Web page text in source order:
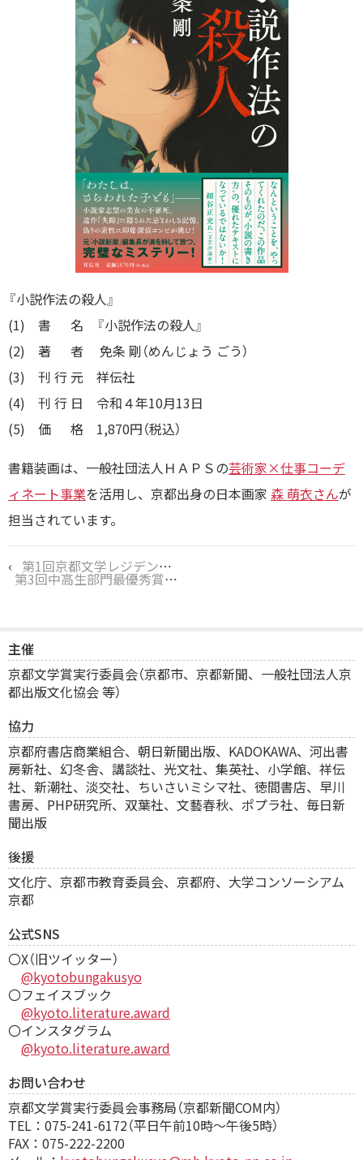
『小説作法の殺人』
(1) 書 名 『小説作法の殺人』
(2) 著 者 免条 剛（めんじょう ごう）
(3) 刊 行 元 祥伝社
(4) 刊 行 日 令和４年10月13日
(5) 価 格 1,870円（税込）
書籍装画は、一般社団法人ＨＡＰＳの芸術家×仕事コーデ
ィネート事業を活用し、京都出身の日本画家 森 萌衣さんが
担当されています。
‹ 第1回京都文学レジデンシー関連イベント 「翻訳者と語る 森見登美彦作品の魅力 ～京都から世界へ～」が開催されます！
第3回中高生部門最優秀賞受賞作『ちとせ』が11月11日に刊行！ 同部門優秀賞受賞作のデジタルブックも掲載します。
主催
京都文学賞実行委員会（京都市、京都新聞、一般社団法人京
都出版文化協会 等）
協力
京都府書店商業組合、 朝日新聞出版、KADOKAWA、河出書
房新社、幻冬舎、講談社、光文社、集英社、小学館、祥伝
社、新潮社、淡交社、ちいさいミシマ社、徳間書店、早川
書房、PHP研究所、双葉社、文藝春秋、ポプラ社、毎日新
聞出版
後援
文化庁、京都市教育委員会、京都府、大学コンソーシアム
京都
公式SNS
〇X（旧ツイッター）
@kyotobungakusyo
〇フェイスブック
@kyoto.literature.award
〇インスタグラム
@kyoto.literature.award
お問い合わせ
京都文学賞実行委員会事務局（京都新聞COM内）
TEL：075-241-6172（平日午前10時～午後5時）
FAX：075-222-2200